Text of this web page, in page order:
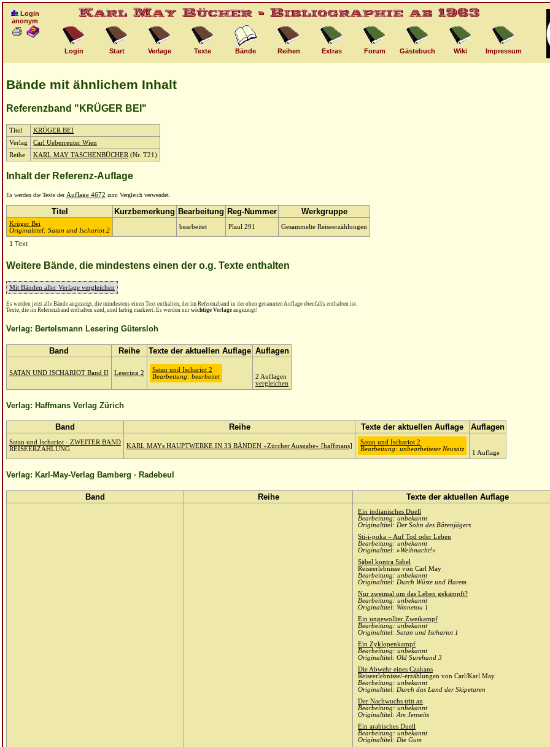
Login
anonym
Login Start Verlage Texte Bände Reihen Extras Forum Gästebuch Wiki Impressum
Bände mit ähnlichem Inhalt
Referenzband "KRÜGER BEI"
Titel
KRÜGER BEI
Verlag
Carl Ueberreuter Wien
Reihe
KARL MAY TASCHENBÜCHER(Nr. T21)
Inhalt der Referenz-Auflage
Es werden die Texte derAuflage 4672 zum Vergleich verwendet.
Titel Kurzbemerkung Bearbeitung Reg-Nummer Werkgruppe
Krüger Bei
Originaltitel: Satan und Ischariot 2
bearbeitet Plaul 291 Gesammelte Reiseerzählungen
1 Text
Weitere Bände, die mindestens einen der o.g. Texte enthalten
Mit Bänden aller Verlage vergleichen
Es werden jetzt alle Bände angezeigt, die mindestens einen Text enthalten, der im Referenzband in der oben genannten Auflage ebenfalls enthalten ist.
Texte, die im Referenzband enthalten sind, sind farbig markiert. Es werden nur wichtige Verlage angezeigt!
Verlag: Bertelsmann Lesering Gütersloh
Band Reihe Texte der aktuellen Auflage Auflagen
SATAN UND ISCHARIOT Band II Lesering 2
Satan und Ischariot 2
Bearbeitung: bearbeitet
2 Auflagen
vergleichen
Verlag: Haffmans Verlag Zürich
Band Reihe Texte der aktuellen Auflage Auflagen
Satan und Ischariot · ZWEITER BAND
REISEERZÄHLUNG
KARL MAYs HAUPTWERKE IN 33 BÄNDEN »Zürcher Ausgabe« [haffmans]
Satan und Ischariot 2
Bearbeitung: unbearbeiteter Neusatz
1 Auflage
Verlag: Karl-May-Verlag Bamberg · Radebeul
Band Reihe Texte der aktuellen Auflage
Ein indianisches Duell
Bearbeitung: unbekannt
Originaltitel: Der Sohn des Bärenjägers
Sti-i-poka – Auf Tod oder Leben
Bearbeitung: unbekannt
Originaltitel: »Weihnacht!«
Säbel kontra Säbel
Reiseerlebnisse von Carl May
Bearbeitung: unbekannt
Originaltitel: Durch Wüste und Harem
Nur zweimal um das Leben gekämpft?
Bearbeitung: unbekannt
Originaltitel: Winnetou 1
Ein ungewollter Zweikampf
Bearbeitung: unbekannt
Originaltitel: Satan und Ischariot 1
Ein Zyklopenkampf
Bearbeitung: unbekannt
Originaltitel: Old Surehand 3
Die Abwehr eines Czakans
Reiseerlebnisse/-erzählungen von Carl/Karl May
Bearbeitung: unbekannt
Originaltitel: Durch das Land der Skipetaren
Der Nachwuchs tritt an
Bearbeitung: unbekannt
Originaltitel: Am Jenseits
Ein arabisches Duell
Bearbeitung: unbekannt
Originaltitel: Die Gum